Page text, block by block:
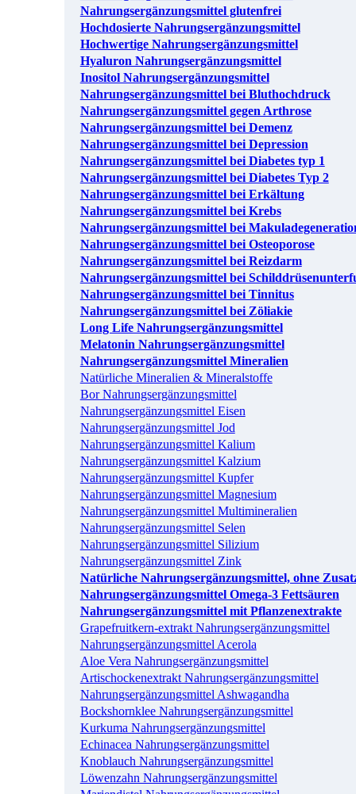
Nahrungsergänzungsmittel glutenfrei
Hochdosierte Nahrungsergänzungsmittel
Hochwertige Nahrungsergänzungsmittel
Hyaluron Nahrungsergänzungsmittel
Inositol Nahrungsergänzungsmittel
Nahrungsergänzungsmittel bei Bluthochdruck
Nahrungsergänzungsmittel gegen Arthrose
Nahrungsergänzungsmittel bei Demenz
Nahrungsergänzungsmittel bei Depression
Nahrungsergänzungsmittel bei Diabetes typ 1
Nahrungsergänzungsmittel bei Diabetes Typ 2
Nahrungsergänzungsmittel bei Erkältung
Nahrungsergänzungsmittel bei Krebs
Nahrungsergänzungsmittel bei
Nahrungsergänzungsmittel bei Osteoporose
Nahrungsergänzungsmittel bei Reizdarm
Nahrungsergänzungsmittel bei
Nahrungsergänzungsmittel bei Tinnitus
Nahrungsergänzungsmittel bei Zöliakie
Long Life Nahrungsergänzungsmittel
Melatonin Nahrungsergänzungsmittel
Nahrungsergänzungsmittel Mineralien
Natürliche Mineralien & Mineralstoffe
Bor Nahrungsergänzungsmittel
Nahrungsergänzungsmittel Eisen
Nahrungsergänzungsmittel Jod
Nahrungsergänzungsmittel Kalium
Nahrungsergänzungsmittel Kalzium
Nahrungsergänzungsmittel Kupfer
Nahrungsergänzungsmittel Magnesium
Nahrungsergänzungsmittel Multimineralien
Nahrungsergänzungsmittel Selen
Nahrungsergänzungsmittel Silizium
Nahrungsergänzungsmittel Zink
Natürliche Nahrungsergänzungsmittel, ohne
Nahrungsergänzungsmittel Omega-3 Fettsäuren
Nahrungsergänzungsmittel mit Pflanzenextrakte
Grapefruitkern-extrakt Nahrungsergänzungsmittel
Nahrungsergänzungsmittel Acerola
Aloe Vera Nahrungsergänzungsmittel
Artischockenextrakt Nahrungsergänzungsmittel
Nahrungsergänzungsmittel Ashwagandha
Bockshornklee Nahrungsergänzungsmittel
Kurkuma Nahrungsergänzungsmittel
Echinacea Nahrungsergänzungsmittel
Knoblauch Nahrungsergänzungsmittel
Löwenzahn Nahrungsergänzungsmittel